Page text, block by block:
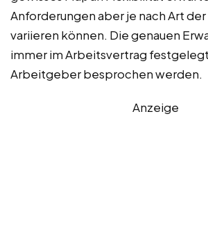
Anforderungen aber je nach Art
variieren können. Die genauen
immer im Arbeitsvertrag
Arbeitgeber besprochen werden.
Anzeige